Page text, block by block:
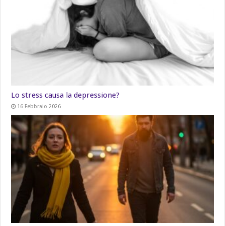
Lo stress causa la depressione?
16 Febbraio 2026